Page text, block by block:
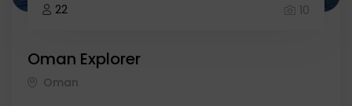
22 10
Oman Explorer
Oman